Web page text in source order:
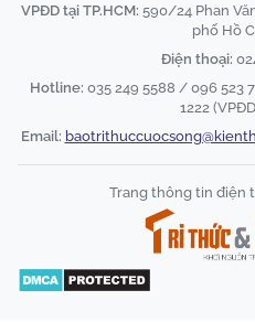
VPĐD tại TP.HCM: 590/24 Phan
phố Hồ
Điện thoại:
Hotline: 035 249 5588 / 096 523
1222
Email:
Trang thông tin điện